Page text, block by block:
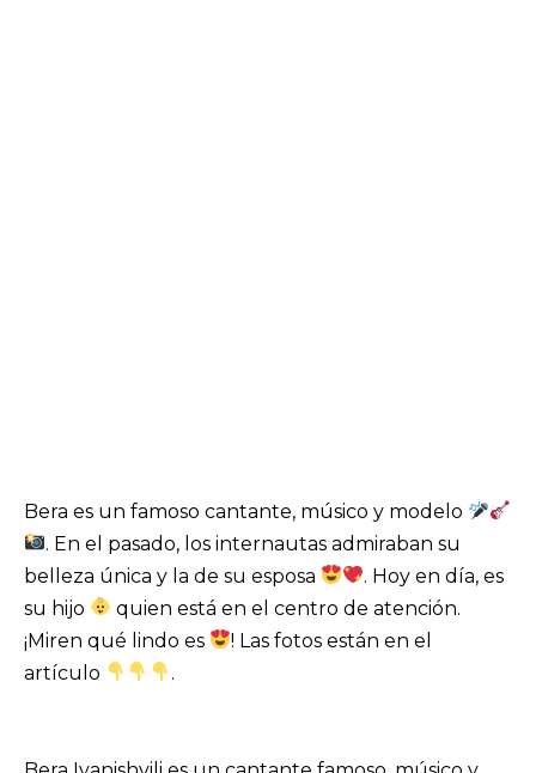
Bera es un famoso cantante, músico y modelo
. En el pasado, los internautas admiraban su
belleza única y la de su esposa
. Hoy en día, es
su hijo
quien está en el centro de atención.
¡Miren qué lindo es
! Las fotos están en el
artículo
.